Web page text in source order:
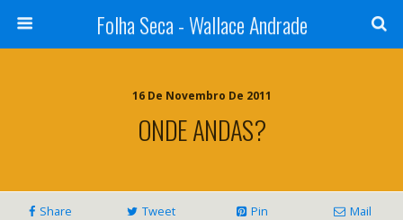
Folha Seca - Wallace Andrade
16 De Novembro De 2011
ONDE ANDAS?
Share Tweet Pin Mail